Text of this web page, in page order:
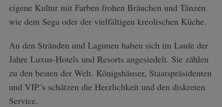
eigene Kultur mit Farben frohen Bräuchen und Tänzen
wie dem Sega oder der vielfältigen kreolischen Küche.
An den Stränden und Lagunen haben sich im Laufe der
Jahre Luxus-Hotels und Resorts angesiedelt. Sie zählen
zu den besten der Welt. Königshäuser, Staatspräsidenten
und VIP´s schätzen die Herzlichkeit und den diskreten
Service.